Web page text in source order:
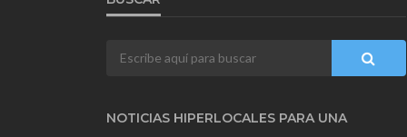
NOTICIAS HIPERLOCALES PARA UNA